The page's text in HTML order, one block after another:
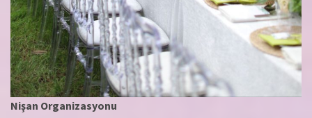
Nişan Organizasyonu